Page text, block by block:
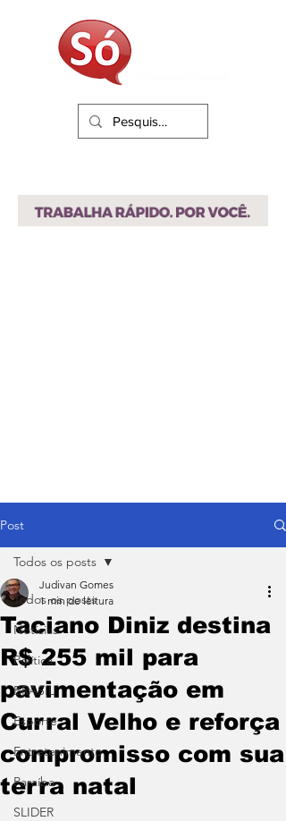
Post
Todos os posts
Notícias
Política
BRASIL
Esporte
Entretenimento
Paraíba
SLIDER
Todos os posts
Taciano Diniz destina
R$ 255 mil para
pavimentação em
Curral Velho e reforça
compromisso com sua
terra natal
Judivan Gomes
1 min de leitura